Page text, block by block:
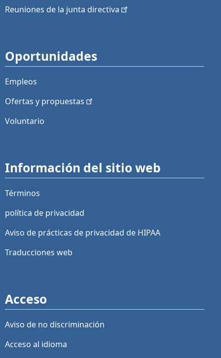
Reuniones de la junta directiva
Oportunidades
Empleos
Ofertas y propuestas
Voluntario
Información del sitio web
Términos
política de privacidad
Aviso de prácticas de privacidad de HIPAA
Traducciones web
Acceso
Aviso de no discriminación
Acceso al idioma